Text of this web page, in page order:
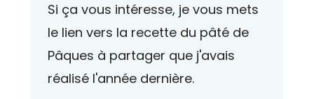
Si ça vous intéresse, je vous mets
le lien vers la recette du pâté de
Pâques à partager que j'avais
réalisé l'année dernière.